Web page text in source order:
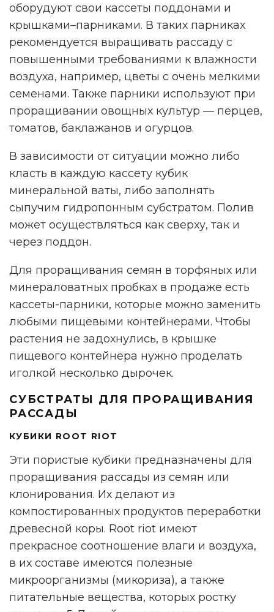
оборудуют свои кассеты поддонами и
крышками–парниками. В таких парниках
рекомендуется выращивать рассаду с
повышенными требованиями к влажности
воздуха, например, цветы с очень мелкими
семенами. Также парники используют при
проращивании овощных культур — перцев,
томатов, баклажанов и огурцов.
В зависимости от ситуации можно либо
класть в каждую кассету кубик
минеральной ваты, либо заполнять
сыпучим гидропонным субстратом. Полив
может осуществляться как сверху, так и
через поддон.
Для проращивания семян в торфяных или
минераловатных пробках в продаже есть
кассеты-парники, которые можно заменить
любыми пищевыми контейнерами. Чтобы
растения не задохнулись, в крышке
пищевого контейнера нужно проделать
иголкой несколько дырочек.
СУБСТРАТЫ ДЛЯ ПРОРАЩИВАНИЯ
РАССАДЫ
КУБИКИ ROOT RIOT
Эти пористые кубики предназначены для
проращивания рассады из семян или
клонирования. Их делают из
компостированных продуктов переработки
древесной коры. Root riot имеют
прекрасное соотношение влаги и воздуха,
в их составе имеются полезные
микроорганизмы (микориза), а также
питательные вещества, которых ростку